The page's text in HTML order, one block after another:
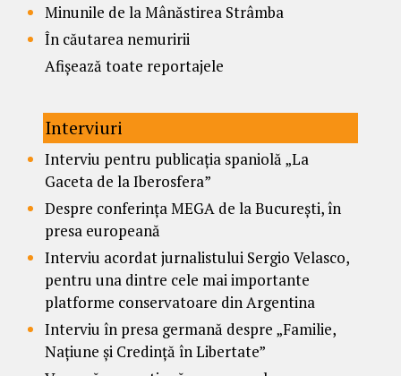
Minunile de la Mânăstirea Strâmba
În căutarea nemuririi
Afișează toate reportajele
Interviuri
Interviu pentru publicația spaniolă „La
Gaceta de la Iberosfera”
Despre conferința MEGA de la București, în
presa europeană
Interviu acordat jurnalistului Sergio Velasco,
pentru una dintre cele mai importante
platforme conservatoare din Argentina
Interviu în presa germană despre „Familie,
Națiune și Credință în Libertate”